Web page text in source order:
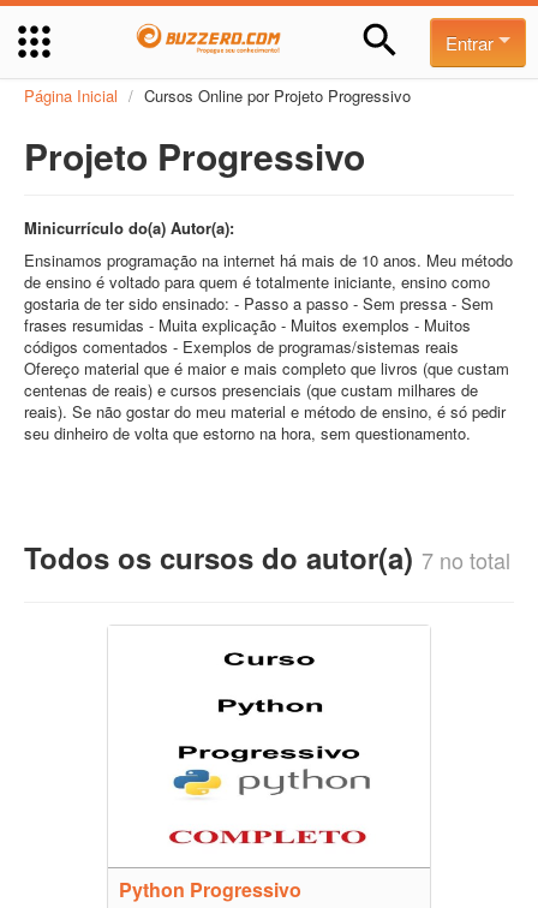
Entrar
Página Inicial / Cursos Online por Projeto Progressivo
Projeto Progressivo
Minicurrículo do(a) Autor(a):
Ensinamos programação na internet há mais de 10 anos. Meu método
de ensino é voltado para quem é totalmente iniciante, ensino como
gostaria de ter sido ensinado: - Passo a passo - Sem pressa - Sem
frases resumidas - Muita explicação - Muitos exemplos - Muitos
códigos comentados - Exemplos de programas/sistemas reais
Ofereço material que é maior e mais completo que livros (que custam
centenas de reais) e cursos presenciais (que custam milhares de
reais). Se não gostar do meu material e método de ensino, é só pedir
seu dinheiro de volta que estorno na hora, sem questionamento.
Todos os cursos do autor(a) 7 no total
Python Progressivo